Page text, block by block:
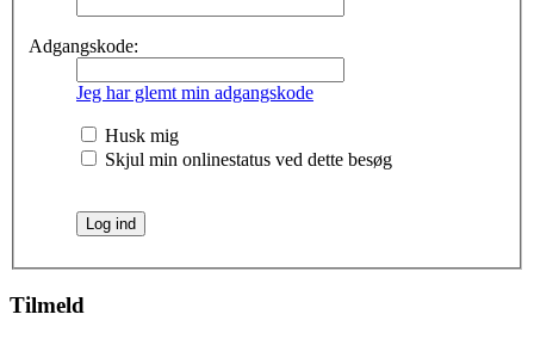
Adgangskode:
Jeg har glemt min adgangskode
Husk mig
Skjul min onlinestatus ved dette besøg
Tilmeld